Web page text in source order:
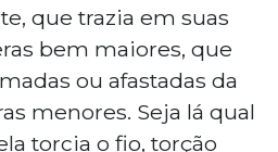
que trazia em suas
bem maiores, que
ou afastadas da
menores. Seja lá qual
torcia o fio, torção